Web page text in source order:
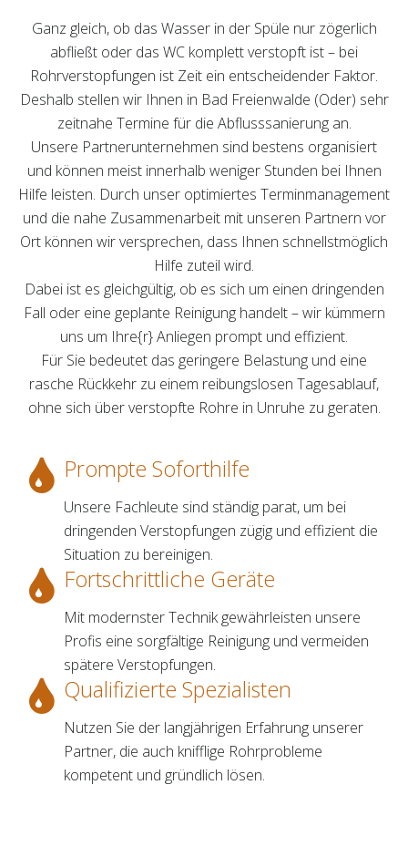
Ganz gleich, ob das Wasser in der Spüle nur zögerlich
abfließt oder das WC komplett verstopft ist – bei
Rohrverstopfungen ist Zeit ein entscheidender Faktor.
Deshalb stellen wir Ihnen in Bad Freienwalde (Oder) sehr
zeitnahe Termine für die Abflusssanierung an.
Unsere Partnerunternehmen sind bestens organisiert
und können meist innerhalb weniger Stunden bei Ihnen
Hilfe leisten. Durch unser optimiertes Terminmanagement
und die nahe Zusammenarbeit mit unseren Partnern vor
Ort können wir versprechen, dass Ihnen schnellstmöglich
Hilfe zuteil wird.
Dabei ist es gleichgültig, ob es sich um einen dringenden
Fall oder eine geplante Reinigung handelt – wir kümmern
uns um Ihre{r} Anliegen prompt und effizient.
Für Sie bedeutet das geringere Belastung und eine
rasche Rückkehr zu einem reibungslosen Tagesablauf,
ohne sich über verstopfte Rohre in Unruhe zu geraten.
Prompte Soforthilfe
Unsere Fachleute sind ständig parat, um bei
dringenden Verstopfungen zügig und effizient die
Situation zu bereinigen.
Fortschrittliche Geräte
Mit modernster Technik gewährleisten unsere
Profis eine sorgfältige Reinigung und vermeiden
spätere Verstopfungen.
Qualifizierte Spezialisten
Nutzen Sie der langjährigen Erfahrung unserer
Partner, die auch knifflige Rohrprobleme
kompetent und gründlich lösen.